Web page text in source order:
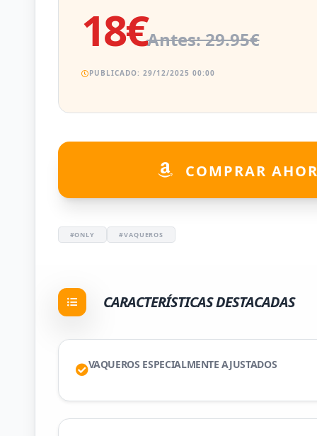
18€Antes: 29.95€
PUBLICADO: 29/12/2025 00:00
COMPRAR
#ONLY #VAQUEROS
CARACTERÍSTICAS DESTACADAS
VAQUEROS ESPECIALMENTE AJUSTADOS